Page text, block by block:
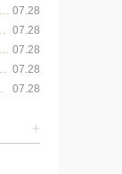
07.28
07.28
07.28
07.28
07.28
+